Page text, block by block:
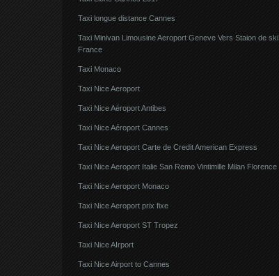
Taxi longue distance Cannes
Taxi Minivan Limousine Aeroport Geneve Vers Staion de ski
France
Taxi Monaco
Taxi Nice Aeroport
Taxi Nice Aéroport Antibes
Taxi Nice Aéroport Cannes
Taxi Nice Aeroport Carte de Credit American Express
Taxi Nice Aeroport Italie San Remo Vintimille Milan Florence
Taxi Nice Aeroport Monaco
Taxi Nice Aeroport prix fixe
Taxi Nice Aeroport ST Tropez
Taxi Nice AIrport
Taxi Nice Airport to Cannes